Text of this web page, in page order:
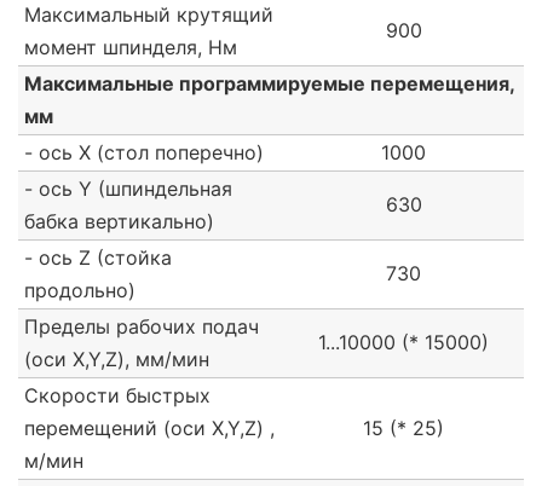
Максимальный крутящий
момент шпинделя, Нм
900
Максимальные программируемые перемещения,
мм
- ось Х (стол поперечно)
1000
- ось Y (шпиндельная
бабка вертикально)
630
- ось Z (стойка
продольно)
730
Пределы рабочих подач
(оси X,Y,Z), мм/мин
1...10000 (* 15000)
Скорости быстрых
перемещений (оси X,Y,Z) ,
м/мин
15 (* 25)